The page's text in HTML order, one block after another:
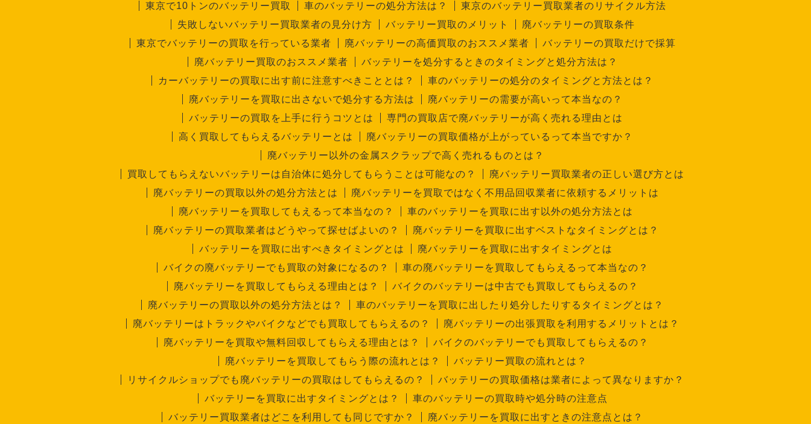
東京で10トンのバッテリー買取
車のバッテリーの処分方法は？
東京のバッテリー買取業者のリサイクル方法
失敗しないバッテリー買取業者の見分け方
バッテリー買取のメリット
廃バッテリーの買取条件
東京でバッテリーの買取を行っている業者
廃バッテリーの高価買取のおススメ業者
バッテリーの買取だけで採算
廃バッテリー買取のおススメ業者
バッテリーを処分するときのタイミングと処分方法は？
カーバッテリーの買取に出す前に注意すべきこととは？
車のバッテリーの処分のタイミングと方法とは？
廃バッテリーを買取に出さないで処分する方法は
廃バッテリーの需要が高いって本当なの？
バッテリーの買取を上手に行うコツとは
専門の買取店で廃バッテリーが高く売れる理由とは
高く買取してもらえるバッテリーとは
廃バッテリーの買取価格が上がっているって本当ですか？
廃バッテリー以外の金属スクラップで高く売れるものとは？
買取してもらえないバッテリーは自治体に処分してもらうことは可能なの？
廃バッテリー買取業者の正しい選び方とは
廃バッテリーの買取以外の処分方法とは
廃バッテリーを買取ではなく不用品回収業者に依頼するメリットは
廃バッテリーを買取してもえるって本当なの？
車のバッテリーを買取に出す以外の処分方法とは
廃バッテリーの買取業者はどうやって探せばよいの？
廃バッテリーを買取に出すベストなタイミングとは？
バッテリーを買取に出すべきタイミングとは
廃バッテリーを買取に出すタイミングとは
バイクの廃バッテリーでも買取の対象になるの？
車の廃バッテリーを買取してもらえるって本当なの？
廃バッテリーを買取してもらえる理由とは？
バイクのバッテリーは中古でも買取してもらえるの？
廃バッテリーの買取以外の処分方法とは？
車のバッテリーを買取に出したり処分したりするタイミングとは？
廃バッテリーはトラックやバイクなどでも買取してもらえるの？
廃バッテリーの出張買取を利用するメリットとは？
廃バッテリーを買取や無料回収してもらえる理由とは？
バイクのバッテリーでも買取してもらえるの？
廃バッテリーを買取してもらう際の流れとは？
バッテリー買取の流れとは？
リサイクルショップでも廃バッテリーの買取はしてもらえるの？
バッテリーの買取価格は業者によって異なりますか？
バッテリーを買取に出すタイミングとは？
車のバッテリーの買取時や処分時の注意点
バッテリー買取業者はどこを利用しても同じですか？
廃バッテリーを買取に出すときの注意点とは？